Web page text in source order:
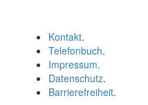
Kontakt.
Telefonbuch.
Impressum.
Datenschutz.
Barrierefreiheit.